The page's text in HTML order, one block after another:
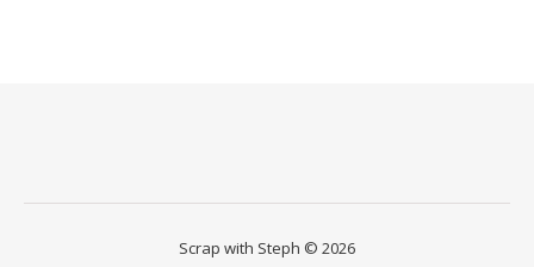
Scrap with Steph © 2026